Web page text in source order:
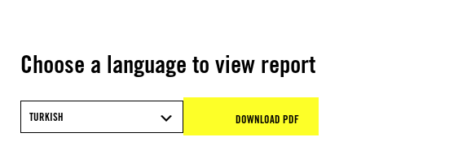
Choose a language to view report
TURKISH DOWNLOAD PDF